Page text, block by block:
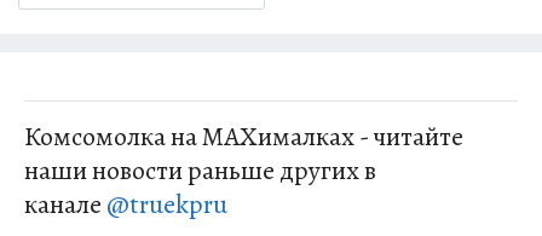
Комсомолка на MAXималках - читайте
наши новости раньше других в
канале @truekpru